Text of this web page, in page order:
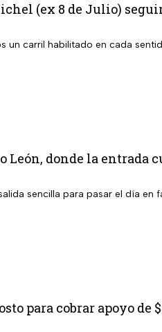
(ex 8 de Julio)
un carril habilitado en cada
donde la entrada
sencilla para pasar el día en
para cobrar apoyo de